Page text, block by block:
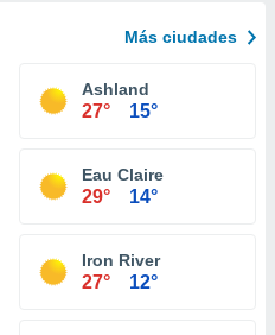
Más ciudades
Ashland
27° 15°
Eau Claire
29° 14°
Iron River
27° 12°